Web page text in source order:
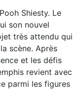
Shiesty. Le
son nouvel
très attendu qui
scène. Après
et les défis
revient avec
parmi les figures